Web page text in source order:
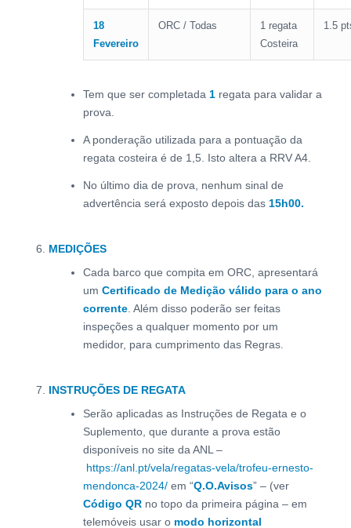
18
Fevereiro
ORC / Todas
1 regata
Costeira
1.5
Tem que ser completada 1regata para validar a
prova.
A ponderação utilizada para a pontuação da
regata costeira é de 1,5. Isto altera a RRV A4.
No último dia de prova, nenhum sinal de
advertência será exposto depois das 15h00.
MEDIÇÕES
Cada barco que compita em ORC, apresentará
um Certificado de Medição válido para o ano
corrente. Além disso poderão ser feitas
inspeções a qualquer momento por um
medidor, para cumprimento das Regras.
INSTRUÇÕES DE REGATA
Serão aplicadas as Instruções de Regata e o
Suplemento, que durante a prova estão
disponíveis no site da ANL –
https://anl.pt/vela/regatas-vela/trofeu-ernesto-
mendonca-2024/em “Q.O.Avisos” – (ver
Código QRno topo da primeira página – em
telemóveis usar o modo horizontal